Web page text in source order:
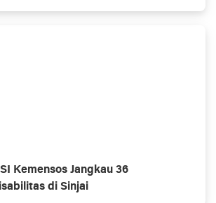
Kemensos Jangkau 36
di Sinjai